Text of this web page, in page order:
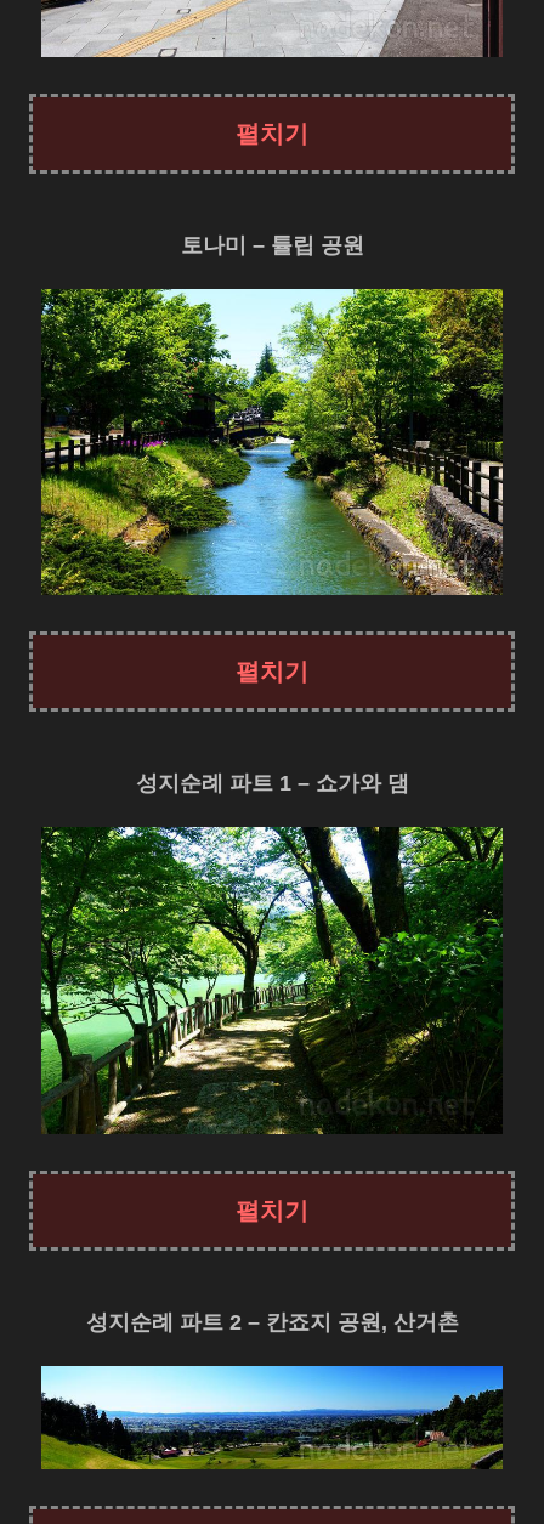
토나미 – 튤립 공원
성지순례 파트 1 – 쇼가와 댐
성지순례 파트 2 – 칸죠지 공원, 산거촌